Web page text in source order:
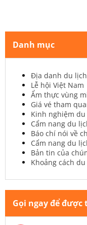
Danh mục
Địa danh du lịch
Lễ hội Việt Nam
Ẩm thực vùng
Giá vé tham
Kinh nghiệm
Cẩm nang du
Báo chí nói về
Cẩm nang du
Bản tin của
Khoảng cách
Gọi ngay để được